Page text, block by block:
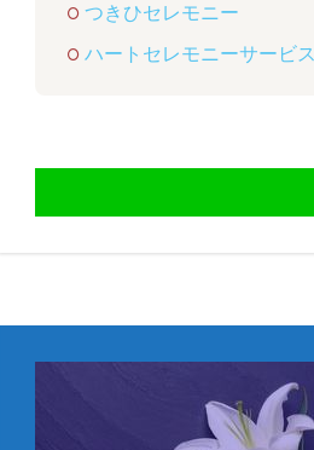
つきひセレモニー
ハートセレモニーサービス